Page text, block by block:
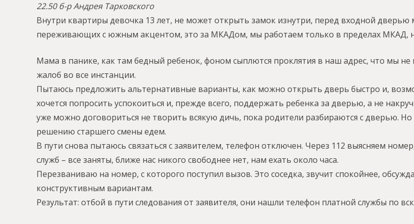
22.50 б-р Андрея Тарковского
Внутри квартиры девочка 13 лет, не может открыть замок изнутри, перед входной
переживающих с южным акцентом, это за МКАДом, мы работаем только в пределах МКАД,
Мама в панике, как там бедный ребенок, фоном сыплются проклятия в наш адрес, что мы не
жалоб во все инстанции.
Пытаюсь предложить альтернативные варианты, как можно открыть дверь быстро и,
хочется попросить успокоиться и, прежде всего, поддержать ребенка за дверью, а не
уже можно договориться не творить всякую дичь, пока родители разбираются с дверью.
решению старшего смены едем.
В пути снова пытаюсь связаться с заявителем, телефон отключен. Через 112 выясняем
служб – все заняты, ближе нас никого свободнее нет, нам ехать около часа.
Перезваниваю на номер, с которого поступил вызов. Это соседка, звучит спокойнее,
конструктивным вариантам.
Результат: отбой в пути следования от заявителя, они нашли телефон платной службы по